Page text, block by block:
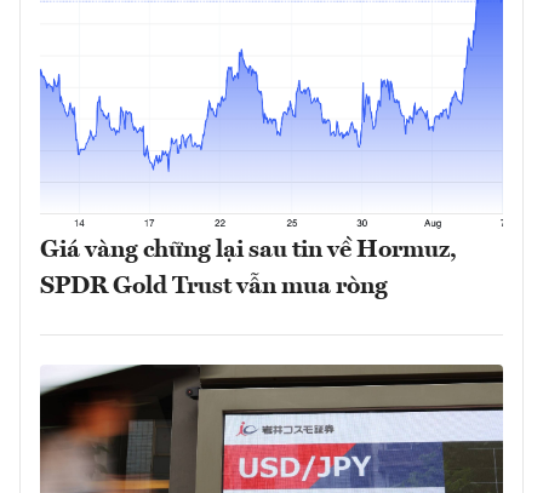
Giá vàng chững lại sau tin về Hormuz,
SPDR Gold Trust vẫn mua ròng